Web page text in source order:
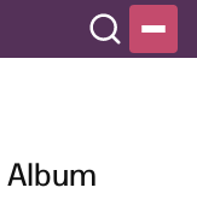
Album